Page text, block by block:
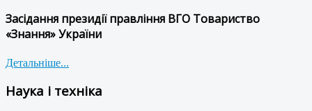
Засідання президії правління ВГО Товариство
«Знання» України
Детальніше...
Наука і техніка